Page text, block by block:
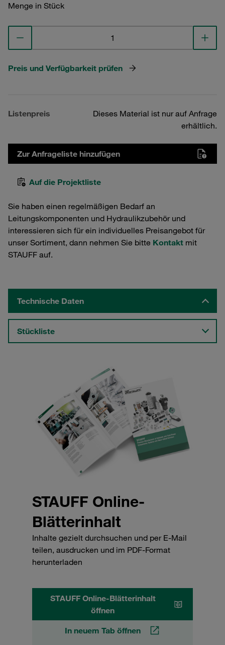
Menge in Stück
Preis und Verfügbarkeit prüfen
Listenpreis
Dieses Material ist nur auf Anfrage
erhältlich.
Zur Anfrageliste hinzufügen
Auf die Projektliste
Sie haben einen regelmäßigen Bedarf an
Leitungskomponenten und Hydraulikzubehör und
interessieren sich für ein individuelles Preisangebot für
unser Sortiment, dann nehmen Sie bitte Kontakt mit
STAUFF auf.
Technische Daten
Stückliste
STAUFF Online-
Blätterinhalt
Inhalte gezielt durchsuchen und per E-Mail
teilen, ausdrucken und im PDF-Format
herunterladen
STAUFF Online-Blätterinhalt
öffnen
In neuem Tab öffnen